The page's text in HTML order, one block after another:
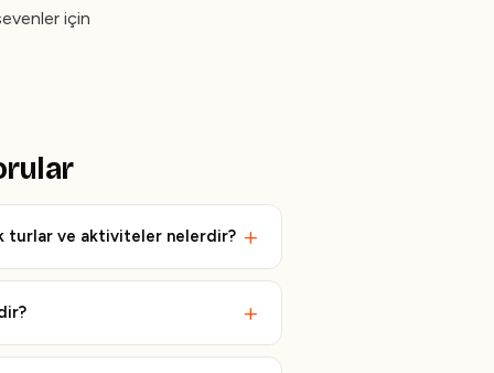
için
turlar ve aktiviteler nelerdir?